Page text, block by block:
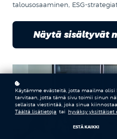
talousosaaminen, ESG-
Näytä sisältyvät
Käytämme evästeitä, jotta maailma
tarvitaan, jotta tämä sivu toimii sinun
sellaista viestintää, joka sinua kiinnostaa.
Täältä lisätietoja tai hyväksy yksittäiset
ESTÄ KAIKKI